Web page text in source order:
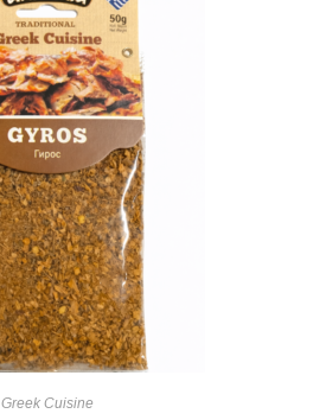
Greek Cuisine